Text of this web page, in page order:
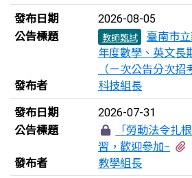
發布日期
2026-08-05
公告標題 教師甄試
臺南市
年度數學、英文長
（ㄧ次公告分次招
發布者
科技組長
發布日期
2026-07-31
公告標題
「勞動法令扎
習，歡迎參加~
發布者
教學組長